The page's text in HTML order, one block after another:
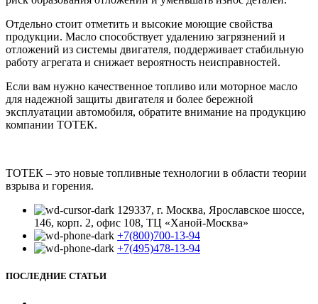
Отдельно стоит отметить и высокие моющие свойства
продукции. Масло способствует удалению загрязнений и
отложений из системы двигателя, поддерживает стабильную
работу агрегата и снижает вероятность неисправностей.
Если вам нужно качественное топливо или моторное масло
для надежной защиты двигателя и более бережной
эксплуатации автомобиля, обратите внимание на продукцию
компании ТОТЕК.
ТОТЕК – это новые топливные технологии в области теории
взрыва и горения.
129337, г. Москва, Ярославское шоссе,
146, корп. 2, офис 108, ТЦ «Ханой-Москва»
+7(800)700-13-94
+7(495)478-13-94
ПОСЛЕДНИЕ СТАТЬИ